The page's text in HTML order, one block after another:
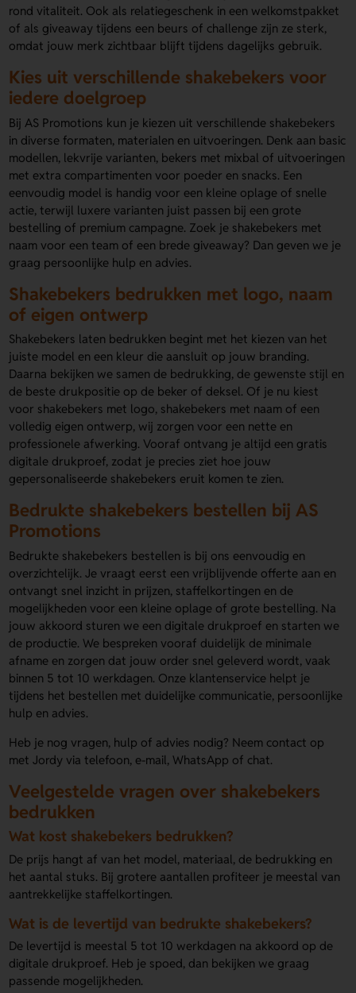
rond vitaliteit. Ook als relatiegeschenk in een welkomstpakket
of als giveaway tijdens een beurs of challenge zijn ze sterk,
omdat jouw merk zichtbaar blijft tijdens dagelijks gebruik.
Kies uit verschillende shakebekers voor
iedere doelgroep
Bij AS Promotions kun je kiezen uit verschillende shakebekers
in diverse formaten, materialen en uitvoeringen. Denk aan basic
modellen, lekvrije varianten, bekers met mixbal of uitvoeringen
met extra compartimenten voor poeder en snacks. Een
eenvoudig model is handig voor een kleine oplage of snelle
actie, terwijl luxere varianten juist passen bij een grote
bestelling of premium campagne. Zoek je shakebekers met
naam voor een team of een brede giveaway? Dan geven we je
graag persoonlijke hulp en advies.
Shakebekers bedrukken met logo, naam
of eigen ontwerp
Shakebekers laten bedrukken begint met het kiezen van het
juiste model en een kleur die aansluit op jouw branding.
Daarna bekijken we samen de bedrukking, de gewenste stijl en
de beste drukpositie op de beker of deksel. Of je nu kiest
voor shakebekers met logo, shakebekers met naam of een
volledig eigen ontwerp, wij zorgen voor een nette en
professionele afwerking. Vooraf ontvang je altijd een gratis
digitale drukproef, zodat je precies ziet hoe jouw
gepersonaliseerde shakebekers eruit komen te zien.
Bedrukte shakebekers bestellen bij AS
Promotions
Bedrukte shakebekers bestellen is bij ons eenvoudig en
overzichtelijk. Je vraagt eerst een vrijblijvende offerte aan en
ontvangt snel inzicht in prijzen, staffelkortingen en de
mogelijkheden voor een kleine oplage of grote bestelling. Na
jouw akkoord sturen we een digitale drukproef en starten we
de productie. We bespreken vooraf duidelijk de minimale
afname en zorgen dat jouw order snel geleverd wordt, vaak
binnen 5 tot 10 werkdagen. Onze klantenservice helpt je
tijdens het bestellen met duidelijke communicatie, persoonlijke
hulp en advies.
Heb je nog vragen, hulp of advies nodig? Neem contact op
met Jordy via telefoon, e-mail, WhatsApp of chat.
Veelgestelde vragen over shakebekers
bedrukken
Wat kost shakebekers bedrukken?
De prijs hangt af van het model, materiaal, de bedrukking en
het aantal stuks. Bij grotere aantallen profiteer je meestal van
aantrekkelijke staffelkortingen.
Wat is de levertijd van bedrukte shakebekers?
De levertijd is meestal 5 tot 10 werkdagen na akkoord op de
digitale drukproef. Heb je spoed, dan bekijken we graag
passende mogelijkheden.